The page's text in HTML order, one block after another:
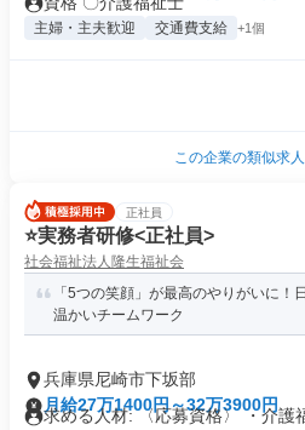
主婦・主夫歓迎 交通費支給 +1個
この企業の類似求
正社員
⭐️実務者研修<正社員>
社会福祉法人隆生福祉会
「5つの笑顔」が最高のやりがいに！
温かいチームワーク
兵庫県尼崎市下坂部
月給27万1400円～32万3900円
求める人材: 〈応募資格〉 ・介護